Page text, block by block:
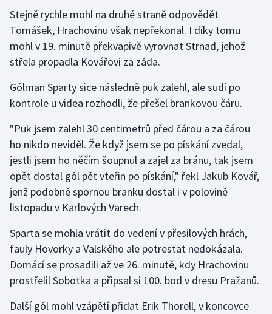
Motorsport
Olympijské hry
Parasport
Plážový volejbal
Ragby
Rychlobruslení
Rychlostní kanoistika
Short track
Stejně rychle mohl na druhé straně odpovědět
Tomášek, Hrachovinu však nepřekonal. I díky tomu
mohl v 19. minutě překvapivě vyrovnat Strnad, jehož
střela propadla Kovářovi za záda.
Gólman Sparty sice následně puk zalehl, ale sudí po
kontrole u videa rozhodli, že přešel brankovou čáru.
"Puk jsem zalehl 30 centimetrů před čárou a za čárou
ho nikdo neviděl. Že když jsem se po pískání zvedal,
jestli jsem ho něčím šoupnul a zajel za bránu, tak jsem
opět dostal gól pět vteřin po pískání," řekl Jakub Kovář,
jenž podobně spornou branku dostal i v polovině
listopadu v Karlových Varech.
Sparta se mohla vrátit do vedení v přesilových hrách,
fauly Hovorky a Valského ale potrestat nedokázala.
Domácí se prosadili až ve 26. minutě, kdy Hrachovinu
prostřelil Sobotka a připsal si 100. bod v dresu Pražanů.
Další gól mohl vzápětí přidat Erik Thorell, v koncovce